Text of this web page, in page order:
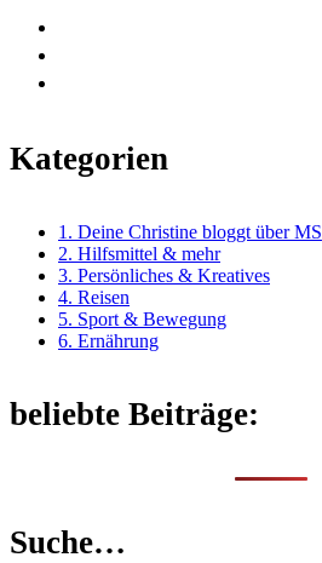
Kategorien
1. Deine Christine bloggt über MS
2. Hilfsmittel & mehr
3. Persönliches & Kreatives
4. Reisen
5. Sport & Bewegung
6. Ernährung
beliebte Beiträge:
Suche…